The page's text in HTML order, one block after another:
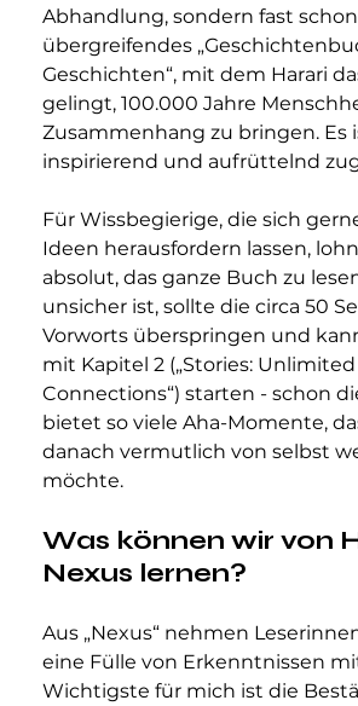
Abhandlung, sondern fast
übergreifendes
Geschichten“, mit dem Harari
gelingt, 100.000 Jahre
Zusammenhang zu bringen. Es
inspirierend und aufrüttelnd
Für Wissbegierige, die sich
Ideen herausfordern lassen,
absolut, das ganze Buch zu
unsicher ist, sollte die circa 50
Vorworts überspringen und
mit Kapitel 2 („Stories: Unlimited
Connections“) starten - schon
bietet so viele Aha-Momente,
danach vermutlich von selbst
möchte.
Was können wir von
Nexus lernen?
Aus „Nexus“ nehmen
eine Fülle von Erkenntnissen
Wichtigste für mich ist die